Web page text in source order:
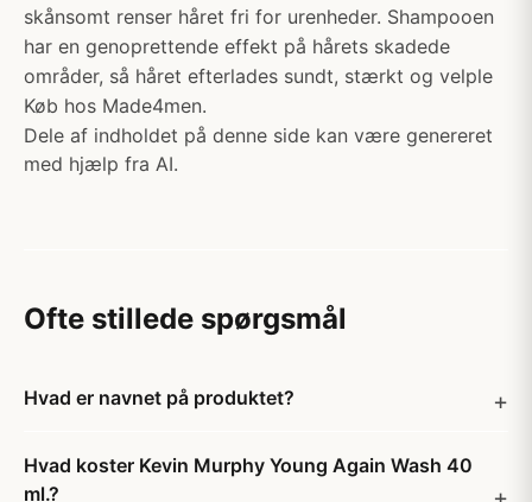
skånsomt renser håret fri for urenheder. Shampooen
har en genoprettende effekt på hårets skadede
områder, så håret efterlades sundt, stærkt og velple
Køb hos Made4men.
Dele af indholdet på denne side kan være genereret
med hjælp fra AI.
Ofte stillede spørgsmål
Hvad er navnet på produktet?
Hvad koster Kevin Murphy Young Again Wash 40
ml.?